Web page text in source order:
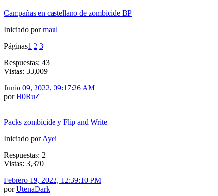
Campañas en castellano de zombicide BP
Iniciado pormaul
Páginas1 2 3
Respuestas: 43
Vistas: 33,009
Junio 09, 2022, 09:17:26 AM
porH0RuZ
Packs zombicide y Flip and Write
Iniciado porAyei
Respuestas: 2
Vistas: 3,370
Febrero 19, 2022, 12:39:10 PM
porUtenaDark